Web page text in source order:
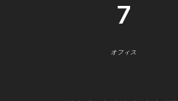
7
オフィス